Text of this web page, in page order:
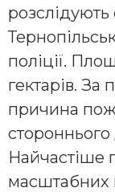
розслідують
поліції.
гектарів.
причина
Найчастіше
масштабних